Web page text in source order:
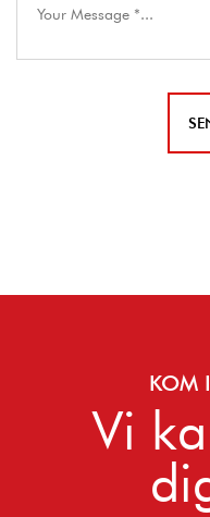
KOM
Vi